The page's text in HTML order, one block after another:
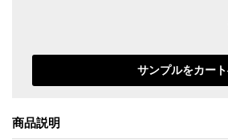
商品説明